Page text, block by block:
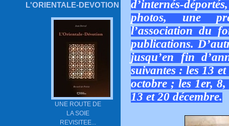
L'ORIENTALE-DEVOTION
UNE ROUTE DE
LA SOIE
REVISITEE...
d’internés-
photos, une
l’association du
publications.
jusqu’en fin
suivantes : les 13
octobre ; les 1er,
13 et 20 décembre.